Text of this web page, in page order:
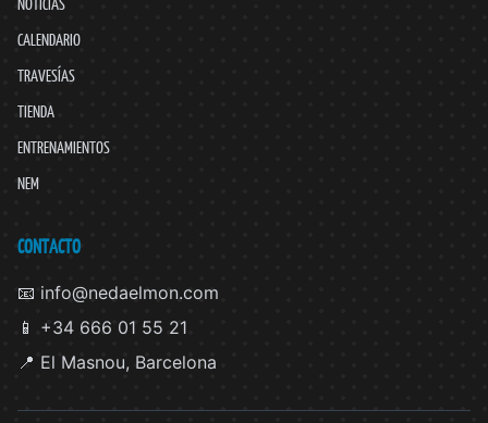
CALENDARIO
TRAVESÍAS
TIENDA
ENTRENAMIENTOS
NEM
CONTACTO
📧 info@nedaelmon.com
📱 +34 666 01 55 21
📍 El Masnou, Barcelona